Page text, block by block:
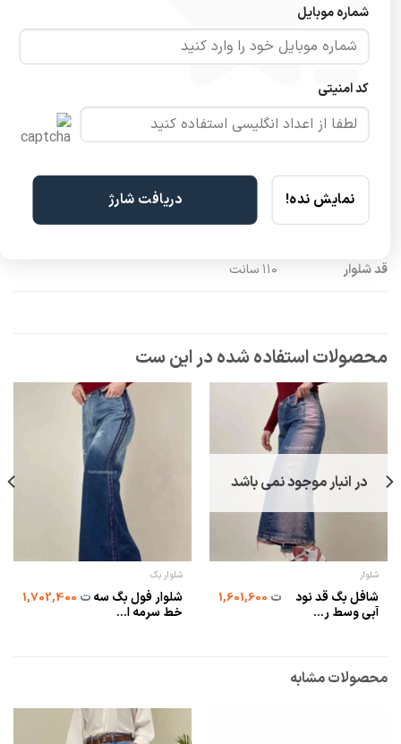
اندازه
شلوار فول بگ سه خط زغالی روشن
جنس پارچه جین ترک
جزئیات سنگشور شده
کشسانی ندارد
پشت کش ندارد
قد شلوار ۱۱۰ سانت
در انبار موجود نمی باشد
شلوار
شافل بگ قد نود
آبی وسط ر...
ت1,601,600
شلوار بگ
شلوار فول بگ سه
خط سرمه ا...
ت1,702,400
محصولات مشابه
شماره موبایل
کد امنیتی
نمایش نده! دریافت شارژ